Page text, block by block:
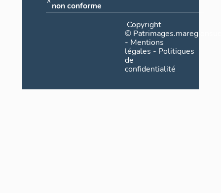
non conforme
Copyright
©
- Mentions
légales - Politiques
de
confidentialité